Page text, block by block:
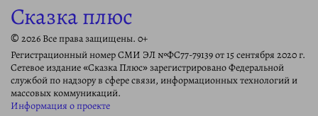
Сказка плюс
© 2026 Все права защищены. 0+
Регистрационный номер СМИ ЭЛ №ФС77-79139 от 15 сентября 2020 г.
Сетевое издание «Сказка Плюс» зарегистрировано Федеральной
службой по надзору в сфере связи, информационных технологий и
массовых коммуникаций.
Информация о проекте